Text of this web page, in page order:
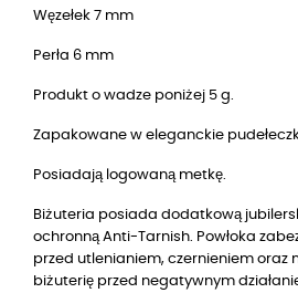
Węzełek 7 mm
Perła 6 mm
Produkt o wadze poniżej 5 g.
Zapakowane w eleganckie
Posiadają logowaną metkę.
Biżuteria posiada dodatkową
ochronną Anti-Tarnish. Powłoka
przed utlenianiem, czernieniem oraz
biżuterię przed negatywnym